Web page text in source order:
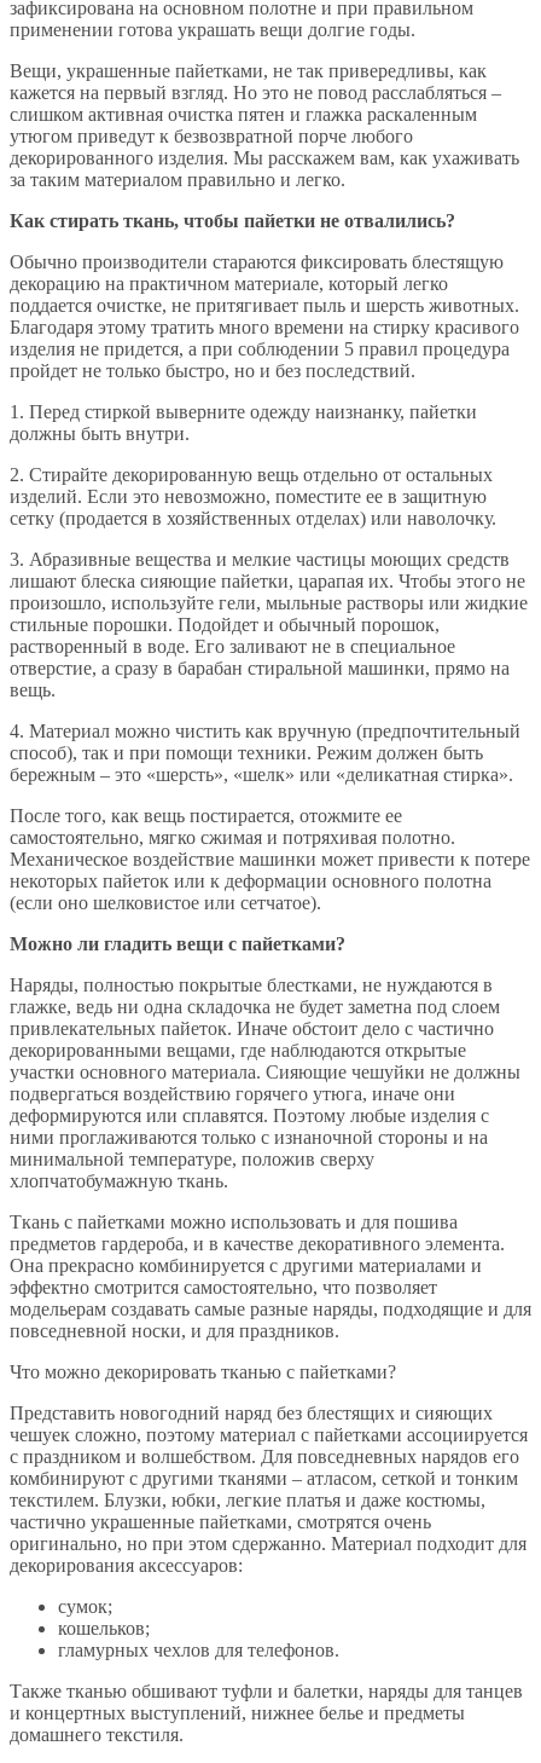
зафиксирована на основном полотне и при правильном
применении готова украшать вещи долгие годы.
Вещи, украшенные пайетками, не так привередливы, как
кажется на первый взгляд. Но это не повод расслабляться –
слишком активная очистка пятен и глажка раскаленным
утюгом приведут к безвозвратной порче любого
декорированного изделия. Мы расскажем вам, как ухаживать
за таким материалом правильно и легко.
Как стирать ткань, чтобы пайетки не отвалились?
Обычно производители стараются фиксировать блестящую
декорацию на практичном материале, который легко
поддается очистке, не притягивает пыль и шерсть животных.
Благодаря этому тратить много времени на стирку красивого
изделия не придется, а при соблюдении 5 правил процедура
пройдет не только быстро, но и без последствий.
1. Перед стиркой выверните одежду наизнанку, пайетки
должны быть внутри.
2. Стирайте декорированную вещь отдельно от остальных
изделий. Если это невозможно, поместите ее в защитную
сетку (продается в хозяйственных отделах) или наволочку.
3. Абразивные вещества и мелкие частицы моющих средств
лишают блеска сияющие пайетки, царапая их. Чтобы этого не
произошло, используйте гели, мыльные растворы или жидкие
стильные порошки. Подойдет и обычный порошок,
растворенный в воде. Его заливают не в специальное
отверстие, а сразу в барабан стиральной машинки, прямо на
вещь.
4. Материал можно чистить как вручную (предпочтительный
способ), так и при помощи техники. Режим должен быть
бережным – это «шерсть», «шелк» или «деликатная стирка».
После того, как вещь постирается, отожмите ее
самостоятельно, мягко сжимая и потряхивая полотно.
Механическое воздействие машинки может привести к потере
некоторых пайеток или к деформации основного полотна
(если оно шелковистое или сетчатое).
Можно ли гладить вещи с пайетками?
Наряды, полностью покрытые блестками, не нуждаются в
глажке, ведь ни одна складочка не будет заметна под слоем
привлекательных пайеток. Иначе обстоит дело с частично
декорированными вещами, где наблюдаются открытые
участки основного материала. Сияющие чешуйки не должны
подвергаться воздействию горячего утюга, иначе они
деформируются или сплавятся. Поэтому любые изделия с
ними проглаживаются только с изнаночной стороны и на
минимальной температуре, положив сверху
хлопчатобумажную ткань.
Ткань с пайетками можно использовать и для пошива
предметов гардероба, и в качестве декоративного элемента.
Она прекрасно комбинируется с другими материалами и
эффектно смотрится самостоятельно, что позволяет
модельерам создавать самые разные наряды, подходящие и для
повседневной носки, и для праздников.
Что можно декорировать тканью с пайетками?
Представить новогодний наряд без блестящих и сияющих
чешуек сложно, поэтому материал с пайетками ассоциируется
с праздником и волшебством. Для повседневных нарядов его
комбинируют с другими тканями – атласом, сеткой и тонким
текстилем. Блузки, юбки, легкие платья и даже костюмы,
частично украшенные пайетками, смотрятся очень
оригинально, но при этом сдержанно. Материал подходит для
декорирования аксессуаров:
сумок;
кошельков;
гламурных чехлов для телефонов.
Также тканью обшивают туфли и балетки, наряды для танцев
и концертных выступлений, нижнее белье и предметы
домашнего текстиля.